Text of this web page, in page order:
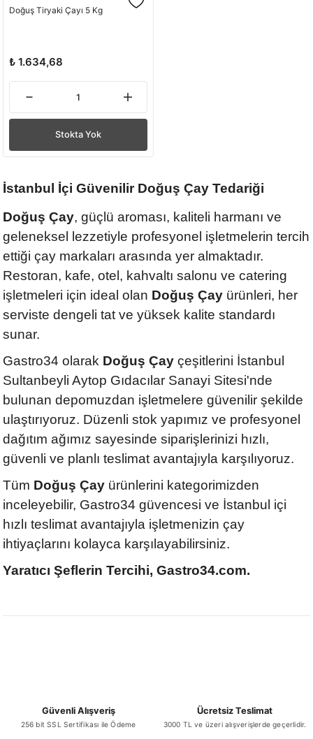
Doğuş Tiryaki Çayı 5 Kg
₺ 1.634,68
Stokta Yok
İstanbul İçi Güvenilir Doğuş Çay Tedariği
Doğuş Çay, güçlü aroması, kaliteli harmanı ve
geleneksel lezzetiyle profesyonel işletmelerin tercih
ettiği çay markaları arasında yer almaktadır.
Restoran, kafe, otel, kahvaltı salonu ve catering
işletmeleri için ideal olan Doğuş Çay ürünleri, her
serviste dengeli tat ve yüksek kalite standardı
sunar.
Gastro34 olarak Doğuş Çay çeşitlerini İstanbul
Sultanbeyli Aytop Gıdacılar Sanayi Sitesi'nde
bulunan depomuzdan işletmelere güvenilir şekilde
ulaştırıyoruz. Düzenli stok yapımız ve profesyonel
dağıtım ağımız sayesinde siparişlerinizi hızlı,
güvenli ve planlı teslimat avantajıyla karşılıyoruz.
Tüm Doğuş Çay ürünlerini kategorimizden
inceleyebilir, Gastro34 güvencesi ve İstanbul içi
hızlı teslimat avantajıyla işletmenizin çay
ihtiyaçlarını kolayca karşılayabilirsiniz.
Yaratıcı Şeflerin Tercihi, Gastro34.com.
Güvenli Alışveriş
256 bit SSL Sertifikası ile Ödeme
Ücretsiz Teslimat
3000 TL ve üzeri alışverişlerde geçerlidir.